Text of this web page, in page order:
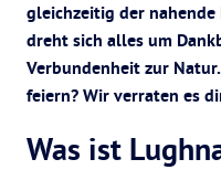
gleichzeitig der
dreht sich alles um
Verbundenheit zur
feiern? Wir verraten es
Was ist